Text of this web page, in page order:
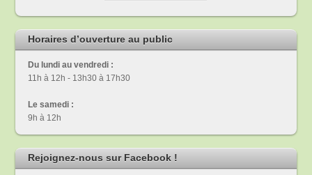
Horaires d’ouverture au public
Du lundi au vendredi :
11h à 12h - 13h30 à 17h30
Le samedi :
9h à 12h
Rejoignez-nous sur Facebook !